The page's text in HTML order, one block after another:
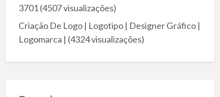
3701(4507 visualizações)
Criação De Logo | Logotipo | Designer Gráfico |
Logomarca | (4324 visualizações)